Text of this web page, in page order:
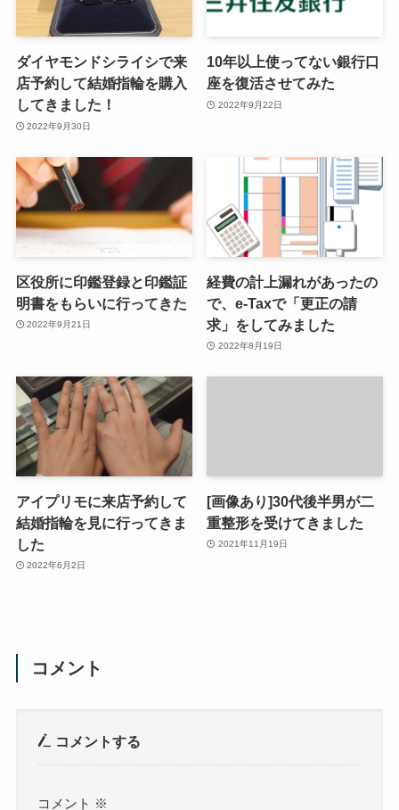
ダイヤモンドシライシで来
店予約して結婚指輪を購入
してきました！
2022年9月30日
10年以上使ってない銀行口
座を復活させてみた
2022年9月22日
区役所に印鑑登録と印鑑証
明書をもらいに行ってきた
2022年9月21日
経費の計上漏れがあったの
で、e-Taxで「更正の請
求」をしてみました
2022年8月19日
アイプリモに来店予約して
結婚指輪を見に行ってきま
した
2022年6月2日
[画像あり]30代後半男が二
重整形を受けてきました
2021年11月19日
コメント
コメントする
コメント ※